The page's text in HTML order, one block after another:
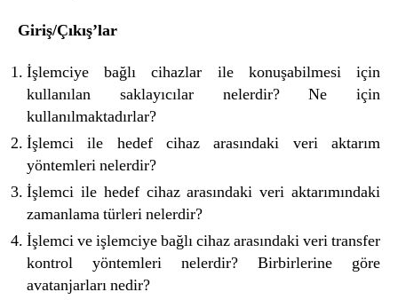
Giriş/Çıkış’lar
İşlemciye bağlı cihazlar ile konuşabilmesi için
kullanılan saklayıcılar nelerdir? Ne için
kullanılmaktadırlar?
İşlemci ile hedef cihaz arasındaki veri aktarım
yöntemleri nelerdir?
İşlemci ile hedef cihaz arasındaki veri aktarımındaki
zamanlama türleri nelerdir?
İşlemci ve işlemciye bağlı cihaz arasındaki veri transfer
kontrol yöntemleri nelerdir? Birbirlerine göre
avatanjarları nedir?